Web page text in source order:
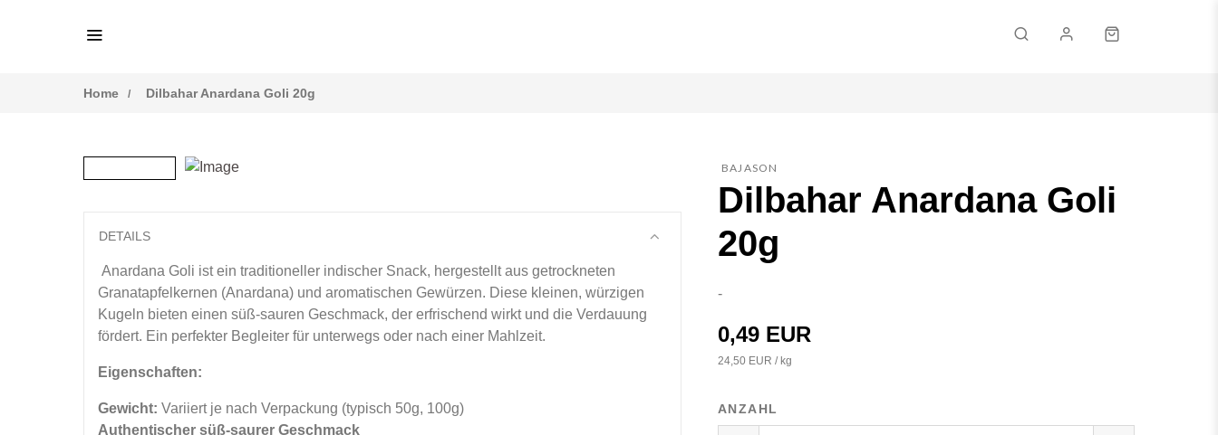
Passwort
Home Dilbahar Anardana Goli 20g
DETAILS
Anardana Goli ist ein traditioneller indischer Snack, hergestellt aus getrockneten
Granatapfelkernen (Anardana) und aromatischen Gewürzen. Diese kleinen, würzigen
Kugeln bieten einen süß-sauren Geschmack, der erfrischend wirkt und die Verdauung
fördert. Ein perfekter Begleiter für unterwegs oder nach einer Mahlzeit.
Eigenschaften:
Gewicht: Variiert je nach Verpackung (typisch 50g, 100g)
Authentischer süß-saurer Geschmack
BAJASON
Dilbahar Anardana Goli
20g
-
0,49 EUR
24,50 EUR / kg
ANZAHL